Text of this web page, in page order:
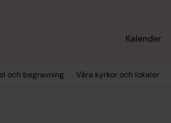
Kalender
och begravning Våra kyrkor och lokaler